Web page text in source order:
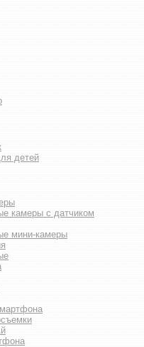
детей
камеры с датчиком
мини-камеры